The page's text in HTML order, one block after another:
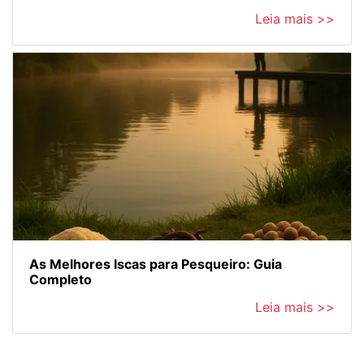
Leia mais >>
As Melhores Iscas para Pesqueiro: Guia
Completo
Leia mais >>